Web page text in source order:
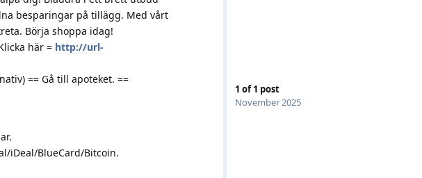
1 of1 post
November 2025
besparingar på tillägg. Med vårt
Börja shoppa idag!
här = http://url-
== Gå till apoteket. ==
iDeal/BlueCard/Bitcoin.